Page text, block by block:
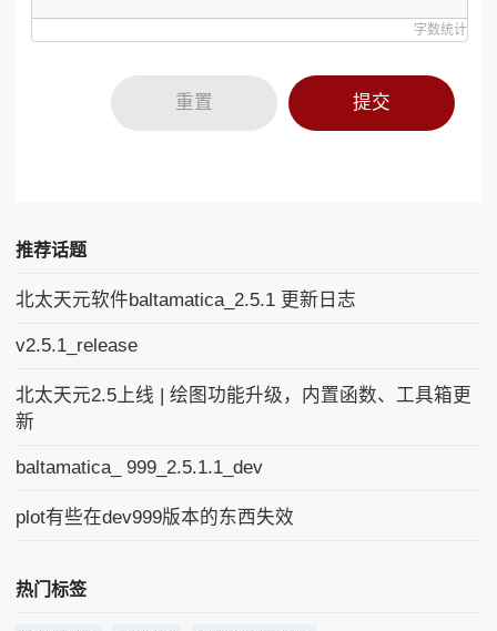
字数统计
重置 提交
推荐话题
北太天元软件baltamatica_2.5.1 更新日志
v2.5.1_release
北太天元2.5上线 | 绘图功能升级，内置函数、工具箱更
新
baltamatica_ 999_2.5.1.1_dev
plot有些在dev999版本的东西失效
热门标签